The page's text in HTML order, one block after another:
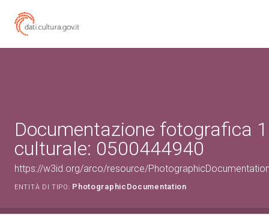
Documentazione fotografica
culturale: 0500444940
https://w3id.org/arco/resource/
ENTITÀ DI TIPO: PhotographicDocumentation